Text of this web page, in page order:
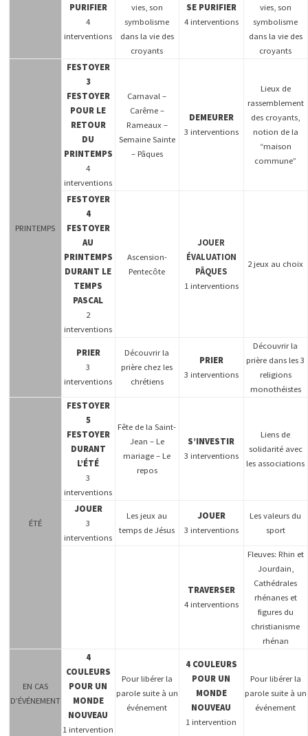
PURIFIER
4
interventions
vies, son
symbolisme
dans la vie des
croyants
SE PURIFIER
4 interventions
vies, son
symbolisme
dans la vie des
croyants
PRINTEMPS
FESTOYER
3
FESTOYER
POUR LE
RETOUR
DU
PRINTEMPS
4
interventions
Carnaval –
Carême –
Rameaux –
Semaine Sainte
– Pâques
DEMEURER
3 interventions
Lieux de
rassemblement
des croyants,
notion de la
“maison
commune”
FESTOYER
4
FESTOYER
AU
PRINTEMPS
DURANT LE
TEMPS
PASCAL
2
interventions
Ascension-
Pentecôte
JOUER
ÉVALUATION
PÂQUES
1 interventions
2 jeux au choix
PRIER
3
interventions
Découvrir la
prière chez les
chrétiens
PRIER
3 interventions
Découvrir la
prière dans les 3
religions
monothéistes
ÉTÉ
FESTOYER
5
FESTOYER
DURANT
L’ÉTÉ
3
interventions
Fête de la Saint-
Jean – Le
mariage – Le
repos
S’INVESTIR
3 interventions
Liens de
solidarité avec
les associations
JOUER
3
interventions
Les jeux au
temps de Jésus
JOUER
3 interventions
Les valeurs du
sport
TRAVERSER
4 interventions
Fleuves: Rhin et
Jourdain,
Cathédrales
rhénanes et
figures du
christianisme
rhénan
EN CAS
D’ÉVÉNEMENT
4
COULEURS
POUR UN
MONDE
NOUVEAU
1 intervention
Pour libérer la
parole suite à un
événement
4 COULEURS
POUR UN
MONDE
NOUVEAU
1 intervention
Pour libérer la
parole suite à un
événement